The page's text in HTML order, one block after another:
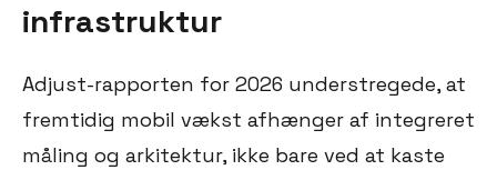
infrastruktur
Adjust-rapporten for 2026 understregede, at
fremtidig mobil vækst afhænger af integreret
måling og arkitektur, ikke bare ved at kaste